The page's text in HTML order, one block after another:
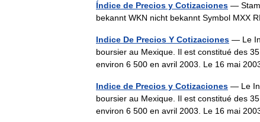
Índice de Precios y Cotizaciones —
bekannt WKN nicht bekannt Symbol MXX
Indice De Precios Y Cotizaciones — Le
boursier au Mexique. Il est constitué des
environ 6 500 en avril 2003. Le 16 mai
Indice de Precios y Cotizaciones — Le
boursier au Mexique. Il est constitué des
environ 6 500 en avril 2003. Le 16 mai